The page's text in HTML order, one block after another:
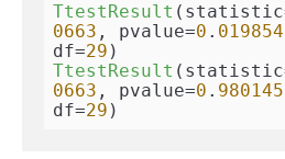
TtestResult
0663 , pvalue=0 .
df=29
TtestResult
0663 , pvalue=0 .
df=29 )